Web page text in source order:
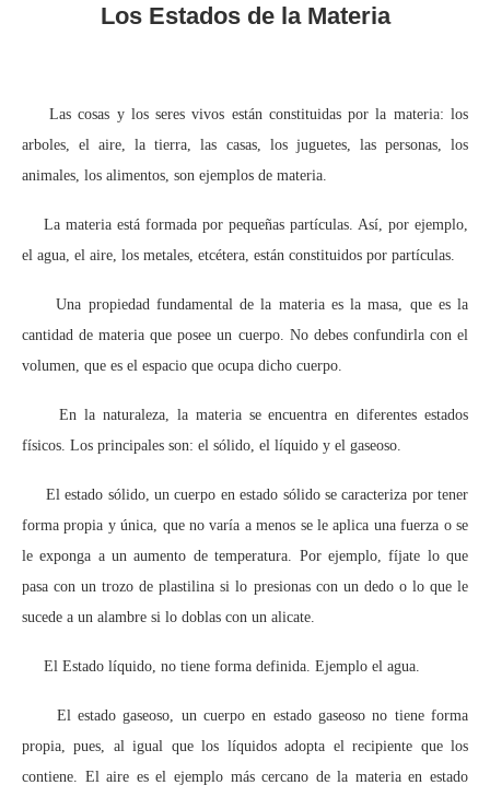
Los Estados de la Materia
Las cosas y los seres vivos están constituidas por la materia: los
arboles, el aire, la tierra, las casas, los juguetes, las personas, los
animales, los alimentos, son ejemplos de materia.
La materia está formada por pequeñas partículas. Así, por ejemplo,
el agua, el aire, los metales, etcétera, están constituidos por partículas.
Una propiedad fundamental de la materia es la masa, que es la
cantidad de materia que posee un cuerpo. No debes confundirla con el
volumen, que es el espacio que ocupa dicho cuerpo.
En la naturaleza, la materia se encuentra en diferentes estados
físicos. Los principales son: el sólido, el líquido y el gaseoso.
El estado sólido, un cuerpo en estado sólido se caracteriza por tener
forma propia y única, que no varía a menos se le aplica una fuerza o se
le exponga a un aumento de temperatura. Por ejemplo, fíjate lo que
pasa con un trozo de plastilina si lo presionas con un dedo o lo que le
sucede a un alambre si lo doblas con un alicate.
El Estado líquido, no tiene forma definida. Ejemplo el agua.
El estado gaseoso, un cuerpo en estado gaseoso no tiene forma
propia, pues, al igual que los líquidos adopta el recipiente que los
contiene. El aire es el ejemplo más cercano de la materia en estado